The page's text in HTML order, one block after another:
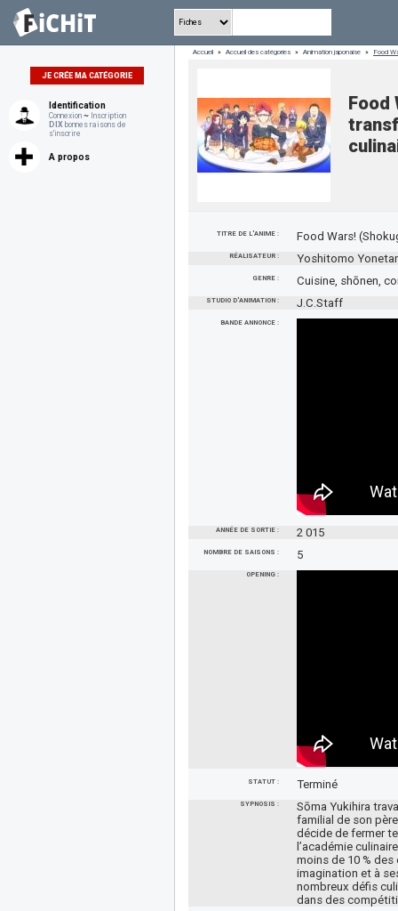
JE CRÉE MA CATÉGORIE
Identification
Connexion ~ Inscription
DIX bonnes raisons de
s'inscrire
A propos
Accueil » Accueil des catégories » Animation japonaise » Food
Food
TITRE DE L'ANIME : Food Wars!
RÉALISATEUR : Yoshitomo
GENRE : Cuisine, shōnen,
STUDIO D'ANIMATION : J.C.Staff
BANDE ANNONCE :
ANNÉE DE SORTIE : 2 015
NOMBRE DE SAISONS : 5
OPENING :
STATUT : Terminé
SYPNOSIS :
Sōma Yukihira
familial de son
décide de fermer
l’académie
moins de 10 %
imagination et à
nombreux défis
dans des